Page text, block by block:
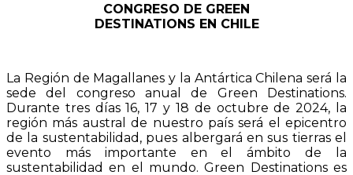
CONGRESO DE GREEN
DESTINATIONS EN CHILE
La Región de Magallanes y la Antártica Chilena será la
sede del congreso anual de Green Destinations.
Durante tres días 16, 17 y 18 de octubre de 2024, la
región más austral de nuestro país será el epicentro
de la sustentabilidad, pues albergará en sus tierras el
evento más importante en el ámbito de la
sustentabilidad en el mundo. Green Destinations es